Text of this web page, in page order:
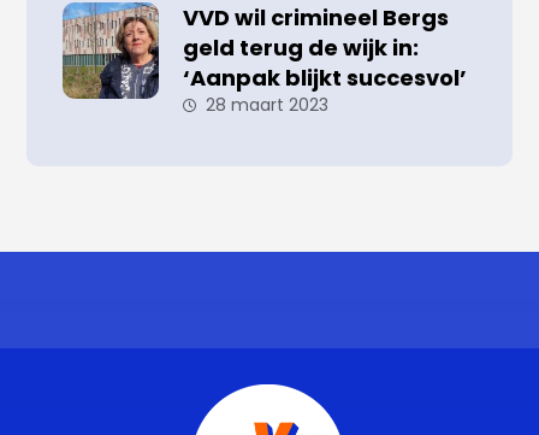
VVD wil crimineel Bergs
geld terug de wijk in:
‘Aanpak blijkt succesvol’
28 maart 2023